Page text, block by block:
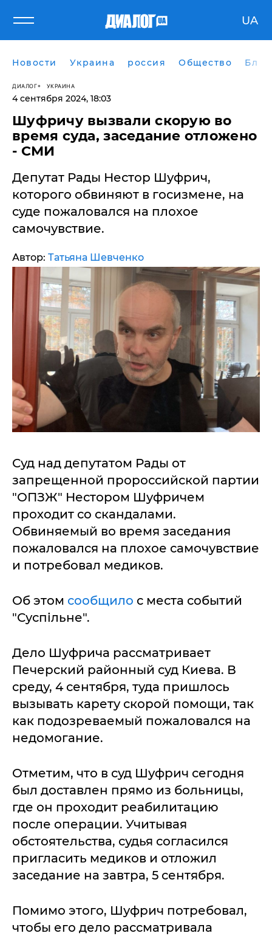
UA
Новости Украина россия Общество
ДИАЛОГ УКРАИНА
4 сентября 2024, 18:03
Шуфричу вызвали скорую во
время суда, заседание отложено
- СМИ
​Депутат Рады Нестор Шуфрич,
которого обвиняют в госизмене, на
суде пожаловался на плохое
самочувствие.
Автор: Татьяна Шевченко
Суд над депутатом Рады от
запрещенной пророссийской партии
"ОПЗЖ" Нестором Шуфричем
проходит со скандалами.
Обвиняемый во время заседания
пожаловался на плохое самочувствие
и потребовал медиков.
Об этом сообщило с места событий
"Суспільне".
Дело Шуфрича рассматривает
Печерский районный суд Киева. В
среду, 4 сентября, туда пришлось
вызывать карету скорой помощи, так
как подозреваемый пожаловался на
недомогание.
Отметим, что в суд Шуфрич сегодня
был доставлен прямо из больницы,
где он проходит реабилитацию
после операции. Учитывая
обстоятельства, судья согласился
пригласить медиков и отложил
заседание на завтра, 5 сентября.
Помимо этого, Шуфрич потребовал,
чтобы его дело рассматривала